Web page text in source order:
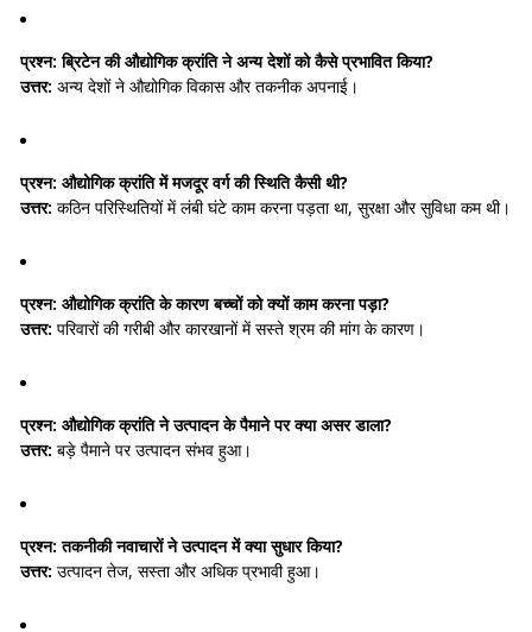
प्रश्न: ब्रिटेन की औद्योगिक क्रांति ने अन्य देशों को कैसे प्रभावित किया?
उत्तर: अन्य देशों ने औद्योगिक विकास और तकनीक अपनाई।
प्रश्न: औद्योगिक क्रांति में मजदूर वर्ग की स्थिति कैसी थी?
उत्तर: कठिन परिस्थितियों में लंबी घंटे काम करना पड़ता था, सुरक्षा और सुविधा कम थी।
प्रश्न: औद्योगिक क्रांति के कारण बच्चों को क्यों काम करना पड़ा?
उत्तर: परिवारों की गरीबी और कारखानों में सस्ते श्रम की मांग के कारण।
प्रश्न: औद्योगिक क्रांति ने उत्पादन के पैमाने पर क्या असर डाला?
उत्तर: बड़े पैमाने पर उत्पादन संभव हुआ।
प्रश्न: तकनीकी नवाचारों ने उत्पादन में क्या सुधार किया?
उत्तर: उत्पादन तेज, सस्ता और अधिक प्रभावी हुआ।